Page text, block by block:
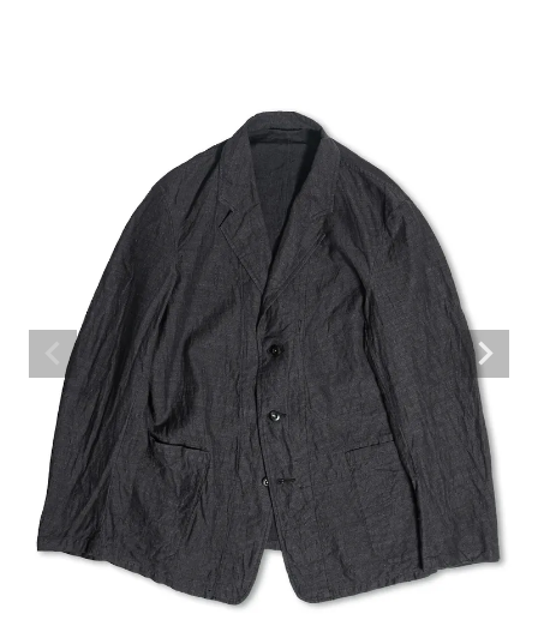
ARCH EXCLUSIVE
CATEGORY
CONTENTS
SHOP
INFORMATION